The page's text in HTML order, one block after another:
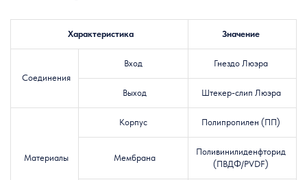
Характеристика Значение
Соединения
Вход Гнездо Люэра
Выход Штекер-слип Люэра
Материалы
Корпус Полипропилен (ПП)
Мембрана
Поливинилиденфторид
(ПВДФ/PVDF)